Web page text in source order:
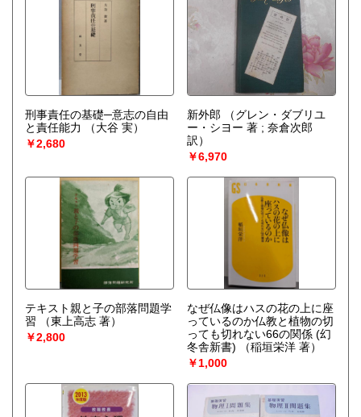
刑事責任の基礎─意志の自由
と責任能力
（大谷 実）
￥2,680
新外郎
（グレン・ダブリユ
ー・シヨー 著 ; 奈倉次郎
訳）
￥6,970
テキスト親と子の部落問題学
習
（東上高志 著）
￥2,800
なぜ仏像はハスの花の上に座
っているのか仏教と植物の切
っても切れない66の関係 (幻
冬舎新書)
（稲垣栄洋 著）
￥1,000